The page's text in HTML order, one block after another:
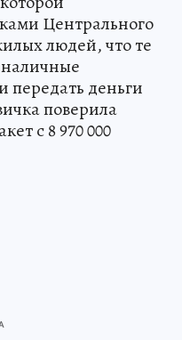
Центрального
людей, что те
деньги
поверила
с 8 970 000